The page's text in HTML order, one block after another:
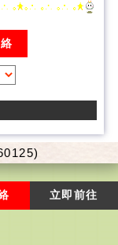
立即前往